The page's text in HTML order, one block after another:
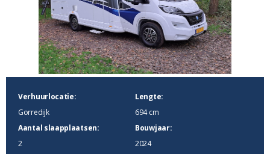
Verhuurlocatie:
Gorredijk
Lengte:
694 cm
Aantal slaapplaatsen:
2
Bouwjaar:
2024